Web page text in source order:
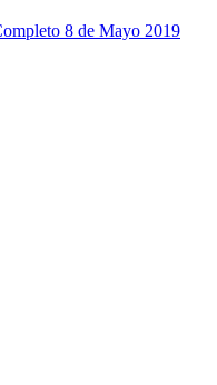
8 de Mayo 2019